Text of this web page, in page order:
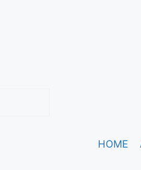
HOME